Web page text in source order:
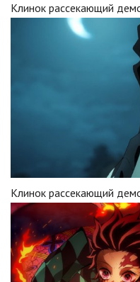
Клинок рассекающий
Клинок рассекающий